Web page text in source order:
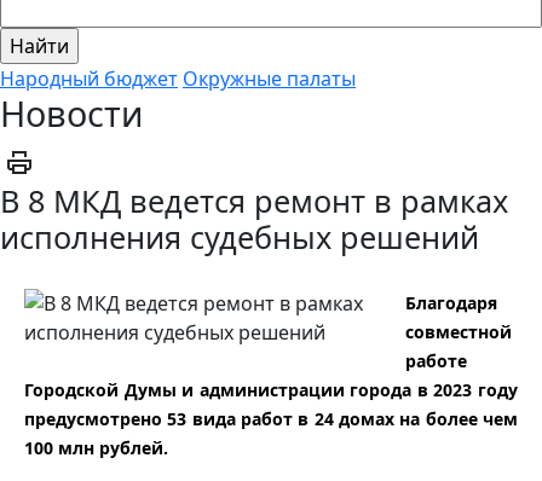
Народный бюджет Окружные палаты
Новости
В 8 МКД ведется ремонт в рамках
исполнения судебных решений
Благодаря
совместной
работе
Городской Думы и администрации города в 2023 году
предусмотрено 53 вида работ в 24 домах на более чем
100 млн рублей.